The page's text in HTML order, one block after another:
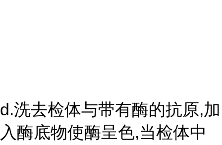
d.洗去检体与带有酶的抗原,加
入酶底物使酶呈色,当检体中